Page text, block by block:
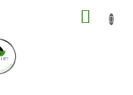
KOŠÍK